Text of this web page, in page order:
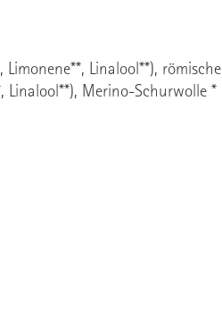
Linalool**), römische
Linalool**), Merino-Schurwolle *